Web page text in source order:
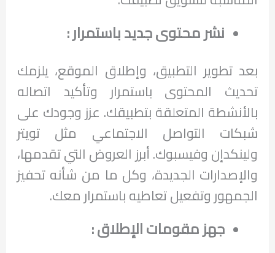
نشر محتوى جديد باستمرار :
بعد تطوير التطبيق، وإطلاق الموقع، يلزمك
تحديث المحتوى باستمرار وتأكيد اتصاله
بالأنشطة المتعلقة بتطبيقك. عزز وجودك على
شبكات التواصل الاجتماعي مثل تويتر
ولينكدإن وفيسبوك. أبرز العروض التي تقدمها،
والإصدارات الجديدة، وكل ما من شأنه تحفيز
الجمهور وتفعيل تعاطيه باستمرار معك.
جهز مقومات الإطلاق :